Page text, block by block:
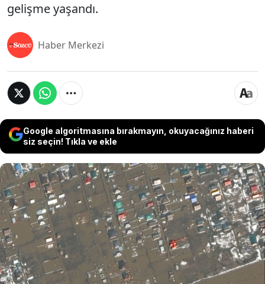
gelişme yaşandı.
Haber Merkezi
Google algoritmasına bırakmayın, okuyacağınız haberi
siz seçin! Tıkla ve ekle
Rusya'daki sel felaketinde
korkutan bir gelişme
yaşandı.